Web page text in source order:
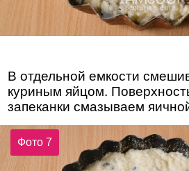
В отдельной емкости
куриным яйцом.
запеканки смазываем
Фото 7